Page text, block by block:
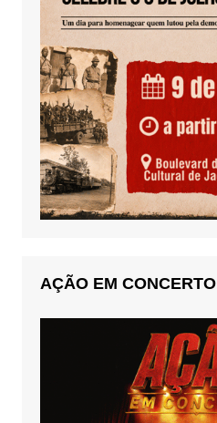
AÇÃO EM CONCERTO